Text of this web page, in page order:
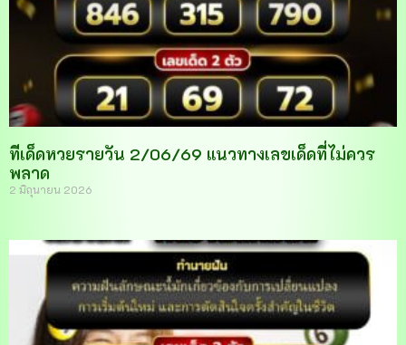
ทีเด็ดหวยรายวัน 2/06/69 แนวทางเลขเด็ดที่ไม่ควร
พลาด
2 มิถุนายน 2026